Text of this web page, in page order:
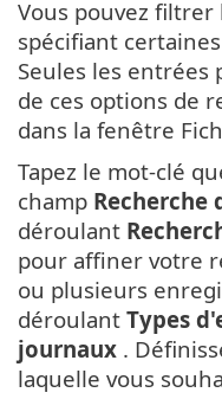
Vous pouvez
spécifiant
Seules les
de ces options de
dans la fenêtre
Tapez le mot-clé
champ Recherche
déroulant
pour affiner votre
ou plusieurs
déroulant Types
journaux .
laquelle vous